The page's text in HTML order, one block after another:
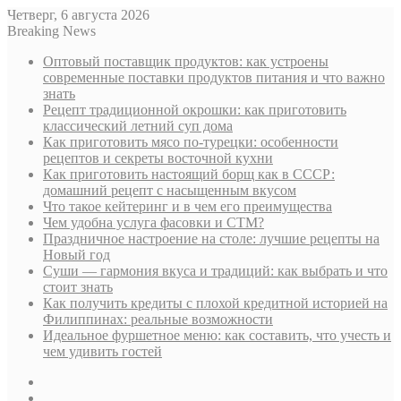
Четверг, 6 августа 2026
Breaking News
Оптовый поставщик продуктов: как устроены
современные поставки продуктов питания и что важно
знать
Рецепт традиционной окрошки: как приготовить
классический летний суп дома
Как приготовить мясо по-турецки: особенности
рецептов и секреты восточной кухни
Как приготовить настоящий борщ как в СССР:
домашний рецепт с насыщенным вкусом
Что такое кейтеринг и в чем его преимущества
Чем удобна услуга фасовки и СТМ?
Праздничное настроение на столе: лучшие рецепты на
Новый год
Суши — гармония вкуса и традиций: как выбрать и что
стоит знать
Как получить кредиты с плохой кредитной историей на
Филиппинах: реальные возможности
Идеальное фуршетное меню: как составить, что учесть и
чем удивить гостей